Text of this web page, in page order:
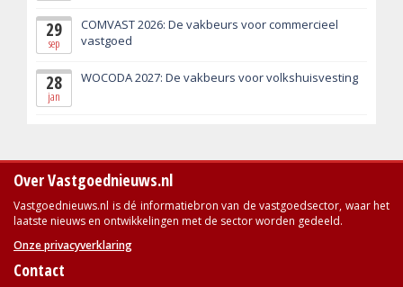
29
sep
COMVAST 2026: De vakbeurs voor commercieel
vastgoed
28
jan
WOCODA 2027: De vakbeurs voor volkshuisvesting
Over Vastgoednieuws.nl
Vastgoednieuws.nl is dé informatiebron van de vastgoedsector, waar het
laatste nieuws en ontwikkelingen met de sector worden gedeeld.
Onze privacyverklaring
Contact